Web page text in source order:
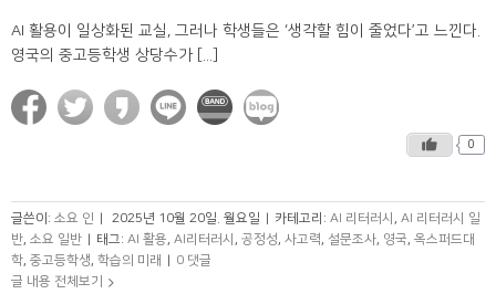
AI 활용이 일상화된 교실, 그러나 학생들은 ‘생각할 힘이 줄었다’고 느낀다.
영국의 중고등학생 상당수가 [...]
0
글쓴이: 소요 인 | 2025년 10월 20일. 월요일 | 카테고리: AI 리터러시 , AI 리터러시 일
반, 소요 일반 | 태그: AI 활용, AI리터러시 , 공정성, 사고력, 설문조사, 영국, 옥스퍼드대
학, 중고등학생, 학습의 미래 | 0 댓글
글 내용 전체보기